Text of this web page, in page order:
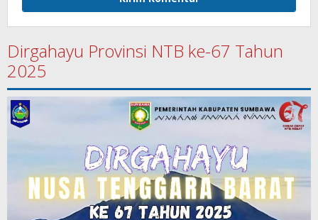
Dirgahayu Provinsi NTB ke-67 Tahun
2025